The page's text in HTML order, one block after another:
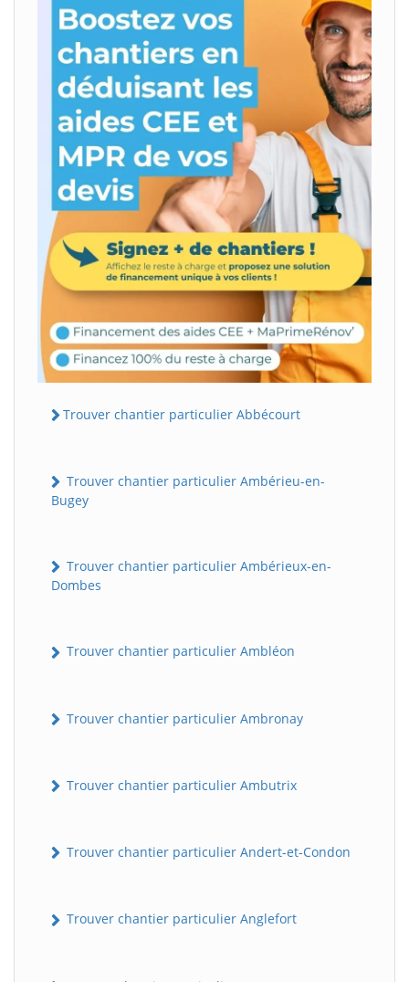
Trouver chantier particulier Abbécourt
Trouver chantier particulier Ambérieu-en-
Bugey
Trouver chantier particulier Ambérieux-en-
Dombes
Trouver chantier particulier Ambléon
Trouver chantier particulier Ambronay
Trouver chantier particulier Ambutrix
Trouver chantier particulier Andert-et-Condon
Trouver chantier particulier Anglefort